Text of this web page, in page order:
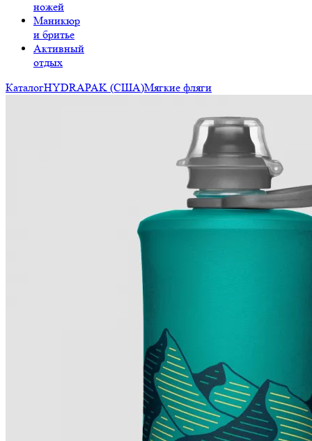
ножей
Маникюр
и бритье
Активный
отдых
КаталогHYDRAPAK (США)Мягкие фляги